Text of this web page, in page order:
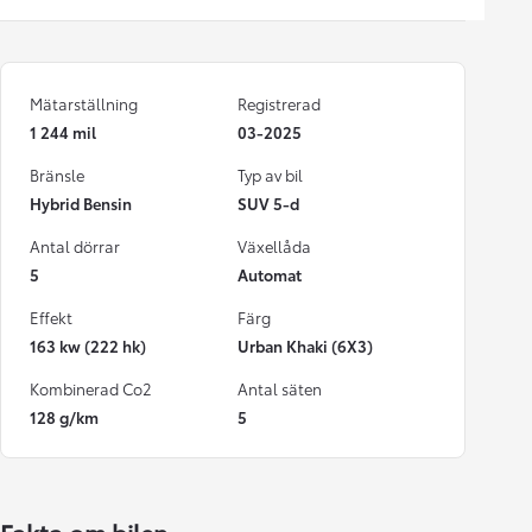
Mätarställning
1 244 mil
Registrerad
03-2025
Bränsle
Hybrid Bensin
Typ av bil
SUV 5-d
Antal dörrar
5
Växellåda
Automat
Effekt
163 kw (222 hk)
Färg
Urban Khaki (6X3)
Kombinerad Co2
128 g/km
Antal säten
5